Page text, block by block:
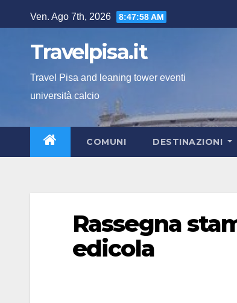
al
contenuto
Ven. Ago 7th, 2026 8:47:59 AM
Travelpisa.it
Travel Pisa and leaning tower eventi
università calcio
COMUNI DESTINAZIONI
Rassegna
edicola